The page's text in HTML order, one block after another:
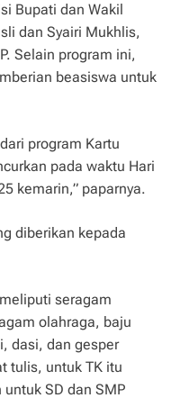
Bupati dan Wakil
dan Syairi Mukhlis,
Selain program ini,
beasiswa untuk
program Kartu
pada waktu Hari
kemarin,” paparnya.
diberikan kepada
seragam
olahraga, baju
dasi, dan gesper
tulis, untuk TK itu
SD dan SMP